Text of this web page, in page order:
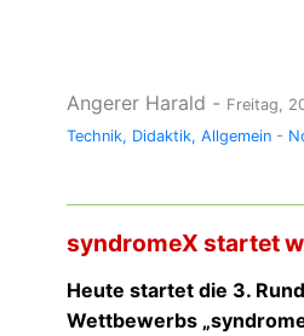
Angerer Harald - Freitag,
Technik Didaktik Allgemein -
syndromeX startet
Heute startet die 3.
Wettbewerbs